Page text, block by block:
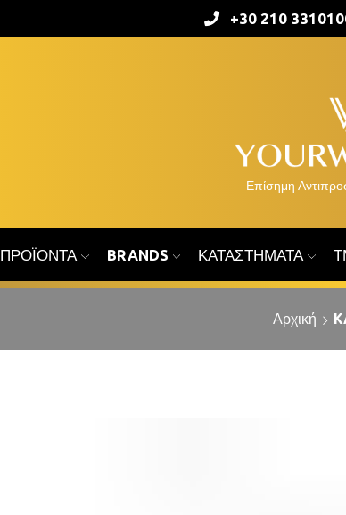
+30 210
ΠΡΟΪΌΝΤΑ BRANDS ΚΑΤΑΣΤΉΜΑΤΑ
Αρχική